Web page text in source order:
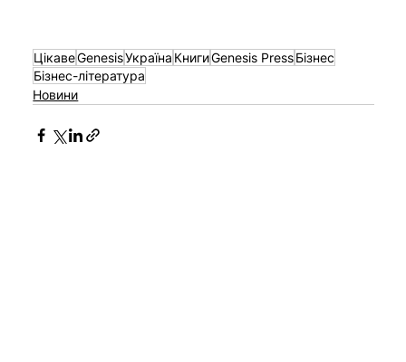
ЦікавеGenesisУкраїна КнигиGenesis PressБізнес
Бізнес-література
Новини